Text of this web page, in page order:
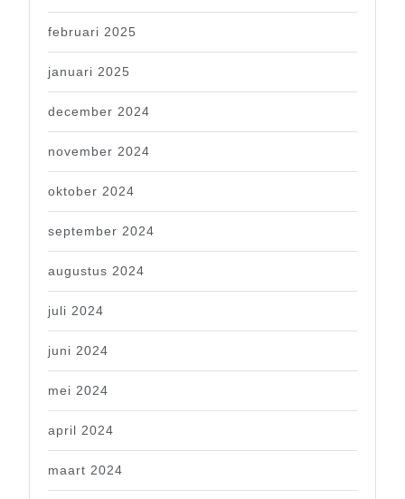
februari 2025
januari 2025
december 2024
november 2024
oktober 2024
september 2024
augustus 2024
juli 2024
juni 2024
mei 2024
april 2024
maart 2024